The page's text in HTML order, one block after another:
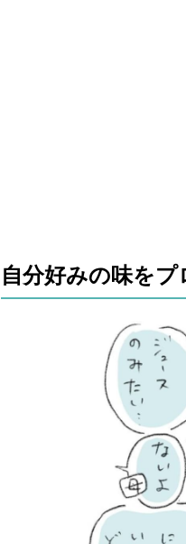
自分好みの味を